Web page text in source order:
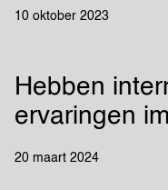
10 oktober 2023
Hebben
ervaringen
20 maart 2024